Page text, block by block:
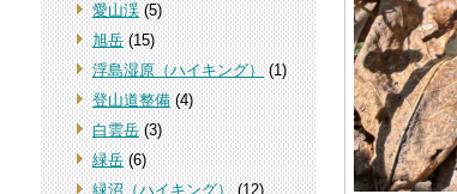
愛山渓(5)
旭岳(15)
浮島湿原（ハイキング）(1)
登山道整備(4)
白雲岳(3)
緑岳(6)
緑沼（ハイキング）(12)